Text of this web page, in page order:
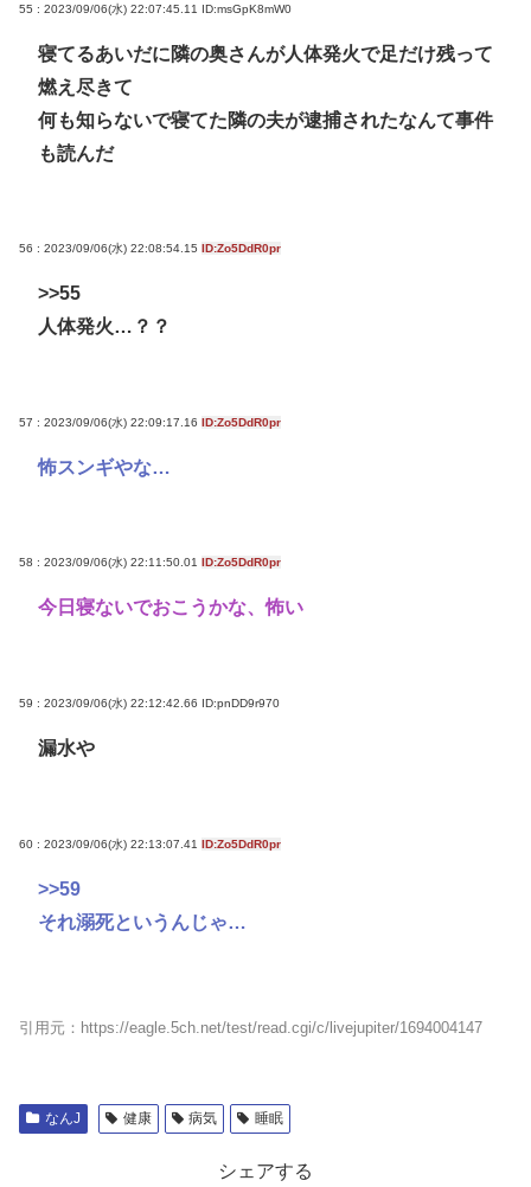
55 : 2023/09/06(水) 22:07:45.11 ID:msGpK8mW0
寝てるあいだに隣の奥さんが人体発火で足だけ残って
燃え尽きて
何も知らないで寝てた隣の夫が逮捕されたなんて事件
も読んだ
56 : 2023/09/06(水) 22:08:54.15 ID:Zo5DdR0pr
>>55
人体発火…？？
57 : 2023/09/06(水) 22:09:17.16 ID:Zo5DdR0pr
怖スンギやな…
58 : 2023/09/06(水) 22:11:50.01 ID:Zo5DdR0pr
今日寝ないでおこうかな、怖い
59 : 2023/09/06(水) 22:12:42.66 ID:pnDD9r970
漏水や
60 : 2023/09/06(水) 22:13:07.41 ID:Zo5DdR0pr
>>59
それ溺死というんじゃ…
引用元：https://eagle.5ch.net/test/read.cgi/c/livejupiter/1694004147
なんJ 健康 病気 睡眠
シェアする